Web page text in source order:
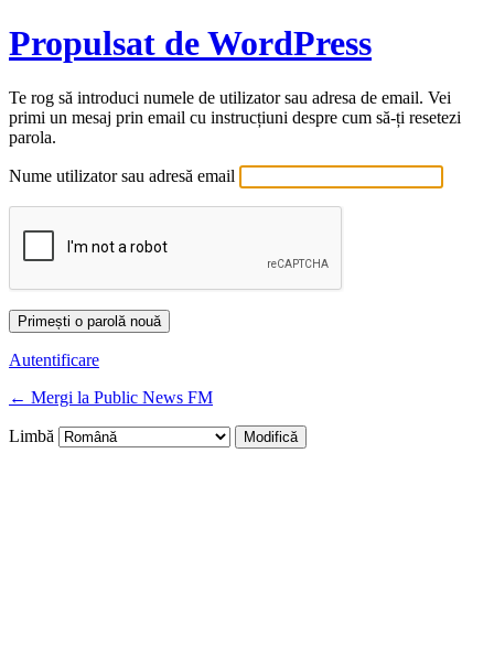
Propulsat de WordPress
Te rog să introduci numele de utilizator sau adresa de email. Vei
primi un mesaj prin email cu instrucțiuni despre cum să-ți resetezi
parola.
Nume utilizator sau adresă email
Autentificare
← Mergi la Public News FM
Limbă